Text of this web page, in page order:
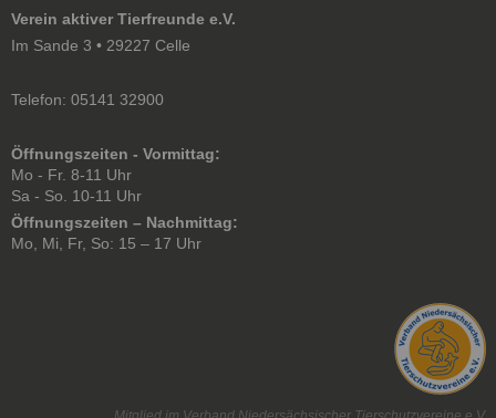
Verein aktiver Tierfreunde e.V.
Im Sande 3 • 29227 Celle
Telefon: 05141 32900
Öffnungszeiten - Vormittag:
Mo - Fr. 8-11 Uhr
Sa - So. 10-11 Uhr
Öffnungszeiten – Nachmittag:
Mo, Mi, Fr, So: 15 – 17 Uhr